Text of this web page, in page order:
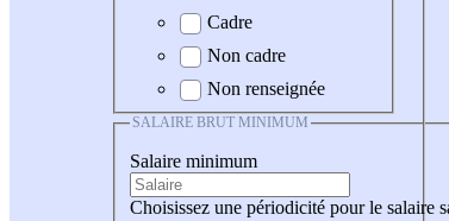
Cadre
Non cadre
Non renseignée
SALAIRE BRUT MINIMUM
Salaire minimum
Choisissez une périodicité pour le salaire